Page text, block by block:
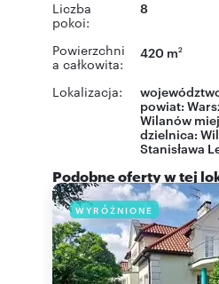
Liczba
pokoi:
8
Powierzchni
a całkowita:
420 m2
Lokalizacja:
powiat:
Wilanów
dzielnica:
Stanisława
Podobne oferty w tej
WYRÓŻNIONE